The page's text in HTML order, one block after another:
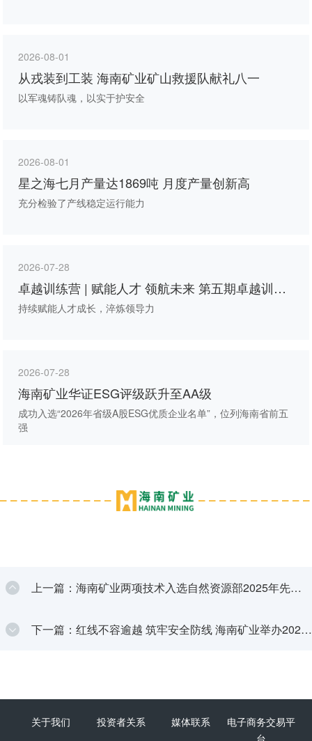
2026-08-01
从戎装到工装 海南矿业矿山救援队献礼八一
以军魂铸队魂，以实于护安全
2026-08-01
星之海七月产量达1869吨 月度产量创新高
充分检验了产线稳定运行能力
2026-07-28
卓越训练营 | 赋能人才 领航未来 第五期卓越训练
营第四次线下课程圆满举行
持续赋能人才成长，淬炼领导力
2026-07-28
海南矿业华证ESG评级跃升至AA级
成功入选“2026年省级A股ESG优质企业名单”，位列海南省前五
强
上一篇：海南矿业两项技术入选自然资源部2025年先进
适用技术目录
下一篇：红线不容逾越 筑牢安全防线 海南矿业举办2025
关于我们 投资者关系 媒体联系
电子商务交易平
台